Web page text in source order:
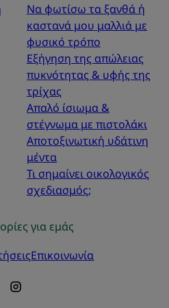
Να φωτίσω τα ξανθά ή
καστανά μου μαλλιά με
φυσικό τρόπο
Εξήγηση της απώλειας
πυκνότητας & υφής της
τρίχας
Απαλό ίσιωμα &
στέγνωμα με πιστολάκι
Αποτοξινωτική υδάτινη
μέντα
Τι σημαίνει οικολογικός
σχεδιασμός;
για εμάς
Επικοινωνία